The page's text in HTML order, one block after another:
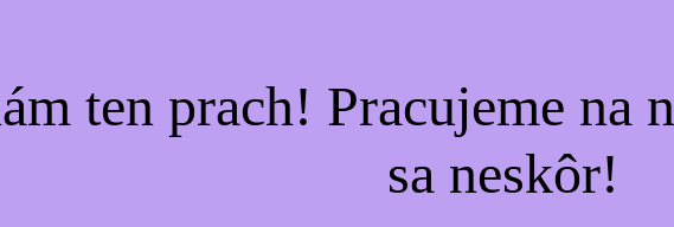
ten prach! Pracujeme na
sa neskôr!